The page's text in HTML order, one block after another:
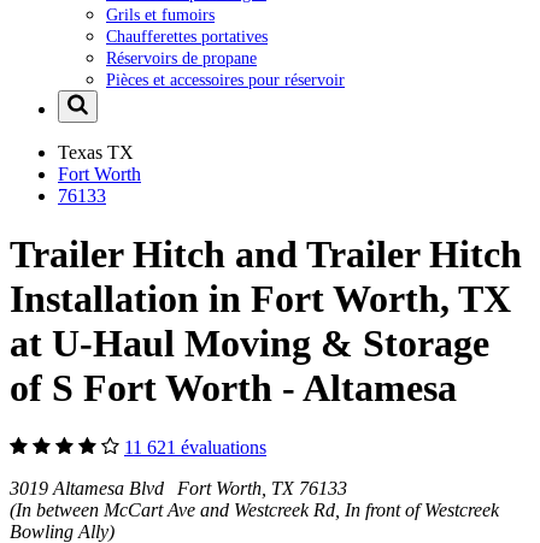
Grils et fumoirs
Chaufferettes portatives
Réservoirs de propane
Pièces et accessoires pour réservoir
Texas TX
Fort Worth
76133
Trailer Hitch and Trailer Hitch
Installation in Fort Worth, TX
at U-Haul Moving & Storage
of S Fort Worth - Altamesa
11 621 évaluations
3019 Altamesa Blvd Fort Worth, TX 76133
(In between McCart Ave and Westcreek Rd, In front of Westcreek
Bowling Ally)